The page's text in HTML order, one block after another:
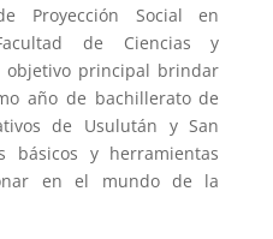
Proyección Social en
de Ciencias y
objetivo principal brindar
año de bachillerato de
de Usulután y San
básicos y herramientas
en el mundo de la